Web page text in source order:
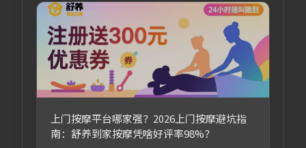
上门按摩平台哪家强？2026上门按摩避坑指
南：舒养到家按摩凭啥好评率98%？